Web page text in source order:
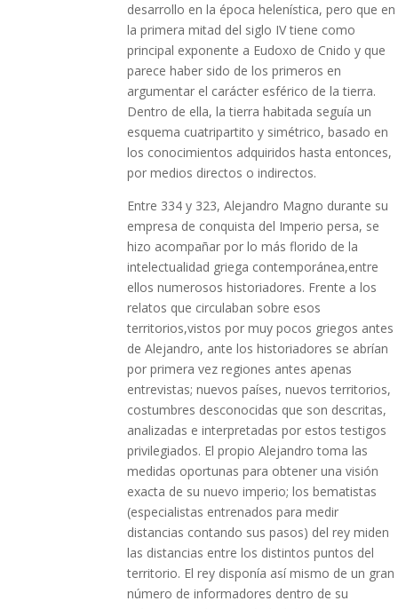
desarrollo en la época helenística, pero que en
la primera mitad del siglo IV tiene como
principal exponente a Eudoxo de Cnido y que
parece haber sido de los primeros en
argumentar el carácter esférico de la tierra.
Dentro de ella, la tierra habitada seguía un
esquema cuatripartito y simétrico, basado en
los conocimientos adquiridos hasta entonces,
por medios directos o indirectos.
Entre 334 y 323, Alejandro Magno durante su
empresa de conquista del Imperio persa, se
hizo acompañar por lo más florido de la
intelectualidad griega contemporánea,entre
ellos numerosos historiadores. Frente a los
relatos que circulaban sobre esos
territorios,vistos por muy pocos griegos antes
de Alejandro, ante los historiadores se abrían
por primera vez regiones antes apenas
entrevistas; nuevos países, nuevos territorios,
costumbres desconocidas que son descritas,
analizadas e interpretadas por estos testigos
privilegiados. El propio Alejandro toma las
medidas oportunas para obtener una visión
exacta de su nuevo imperio; los bematistas
(especialistas entrenados para medir
distancias contando sus pasos) del rey miden
las distancias entre los distintos puntos del
territorio. El rey disponía así mismo de un gran
número de informadores dentro de su